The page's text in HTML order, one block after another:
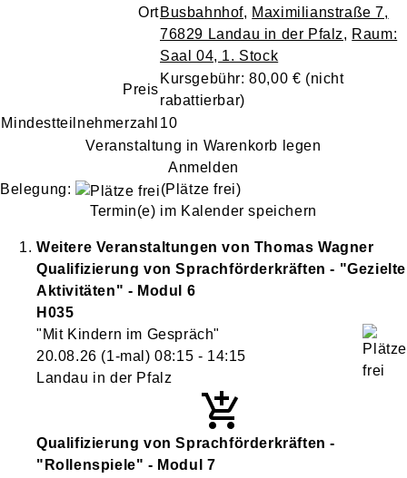
OrtBusbahnhof, Maximilianstraße 7,
76829 Landau in der Pfalz, Raum:
Saal 04, 1. Stock
Preis
Kursgebühr: 80,00 € (nicht
rabattierbar)
Mindestteilnehmerzahl 10
Veranstaltung in Warenkorb legen
Anmelden
Belegung:
(Plätze frei)
Termin(e) im Kalender speichern
Weitere Veranstaltungen von ThomasWagner
Qualifizierung von Sprachförderkräften - "Gezielte
Aktivitäten" - Modul 6
H035
"Mit Kindern im Gespräch"
20.08.26 (1-mal)08:15 - 14:15
Landau in der Pfalz
Qualifizierung von Sprachförderkräften -
"Rollenspiele" - Modul 7